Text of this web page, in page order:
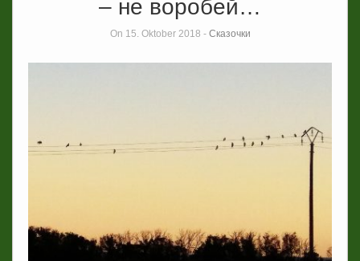
– не воробей…
On 15. Oktober 2018 - Сказочки